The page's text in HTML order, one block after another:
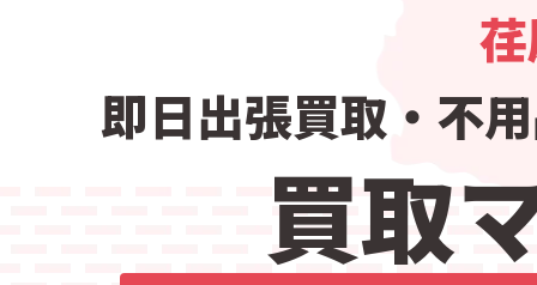
即日出張買取・ 不
買取